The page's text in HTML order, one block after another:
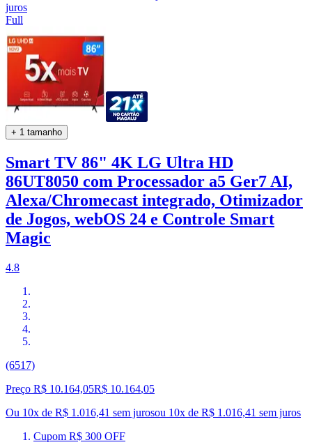
juros
Full
+ 1 tamanho
Smart TV 86" 4K LG Ultra HD
86UT8050 com Processador a5 Ger7 AI,
Alexa/Chromecast integrado, Otimizador
de Jogos, webOS 24 e Controle Smart
Magic
4.8
(6517)
Preço R$ 10.164,05R$ 10.164,05
Ou 10x de R$ 1.016,41 sem jurosou 10x de R$ 1.016,41 sem juros
Cupom R$ 300 OFF